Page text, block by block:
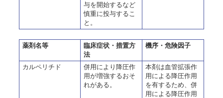
与を開始するなど
慎重に投与するこ
と。
薬剤名等
臨床症状・措置方
法
機序・危険因子
カルペリチド
併用により降圧作
用が増強するおそ
れがある。
本剤は血管拡張作
用による降圧作用
を有するため、併
用による降圧作用